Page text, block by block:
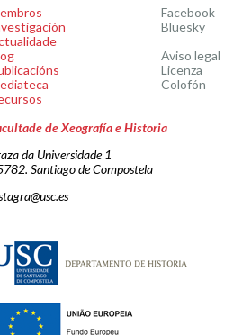
Facebook
Bluesky
Aviso legal
Licenza
Colofón
de Xeografía e Historia
da Universidade 1
Santiago de Compostela